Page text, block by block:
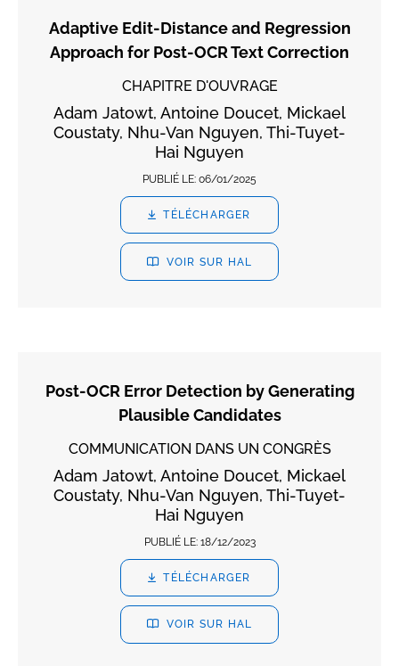
Adaptive Edit-Distance and Regression
Approach for Post-OCR Text Correction
CHAPITRE D'OUVRAGE
Adam Jatowt, Antoine Doucet, Mickael
Coustaty, Nhu-Van Nguyen, Thi-Tuyet-
Hai Nguyen
PUBLIÉ LE: 06/01/2025
TÉLÉCHARGER
VOIR SUR HAL
Post-OCR Error Detection by Generating
Plausible Candidates
COMMUNICATION DANS UN CONGRÈS
Adam Jatowt, Antoine Doucet, Mickael
Coustaty, Nhu-Van Nguyen, Thi-Tuyet-
Hai Nguyen
PUBLIÉ LE: 18/12/2023
TÉLÉCHARGER
VOIR SUR HAL